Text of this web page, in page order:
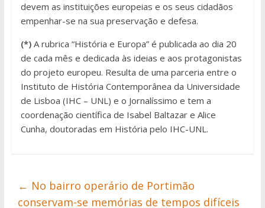
devem as instituições europeias e os seus cidadãos
empenhar-se na sua preservação e defesa.
(*)A rubrica “História e Europa” é publicada ao dia 20
de cada mês e dedicada às ideias e aos protagonistas
do projeto europeu. Resulta de uma parceria entre o
Instituto de História Contemporânea da Universidade
de Lisboa (IHC – UNL) e o Jornalíssimo e tem a
coordenação científica de Isabel Baltazar e Alice
Cunha, doutoradas em História pelo IHC-UNL.
← No bairro operário de Portimão
conservam-se memórias de tempos difíceis